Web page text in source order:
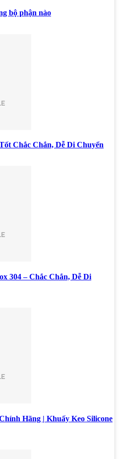
bộ phận nào
Chắc Chắn, Dễ Di Chuyển
304 – Chắc Chắn, Dễ Di
Hãng | Khuấy Keo Silicone